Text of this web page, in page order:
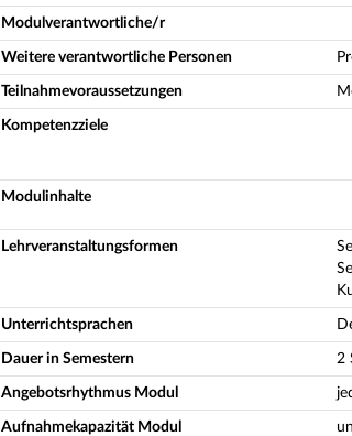
Modulverantwortliche/r
Weitere verantwortliche Personen
Teilnahmevoraussetzungen
Kompetenzziele
Modulinhalte
Lehrveranstaltungsformen
Unterrichtsprachen
Dauer in Semestern 2
Angebotsrhythmus Modul
Aufnahmekapazität Modul